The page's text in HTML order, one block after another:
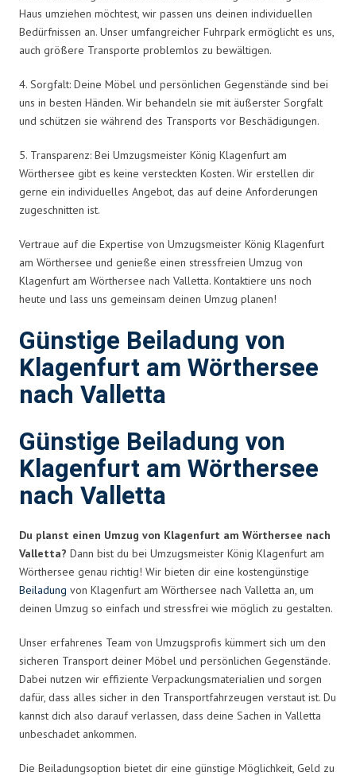
Haus umziehen möchtest, wir passen uns deinen individuellen
Bedürfnissen an. Unser umfangreicher Fuhrpark ermöglicht es uns,
auch größere Transporte problemlos zu bewältigen.
4. Sorgfalt: Deine Möbel und persönlichen Gegenstände sind bei
uns in besten Händen. Wir behandeln sie mit äußerster Sorgfalt
und schützen sie während des Transports vor Beschädigungen.
5. Transparenz: Bei Umzugsmeister König Klagenfurt am
Wörthersee gibt es keine versteckten Kosten. Wir erstellen dir
gerne ein individuelles Angebot, das auf deine Anforderungen
zugeschnitten ist.
Vertraue auf die Expertise von Umzugsmeister König Klagenfurt
am Wörthersee und genieße einen stressfreien Umzug von
Klagenfurt am Wörthersee nach Valletta. Kontaktiere uns noch
heute und lass uns gemeinsam deinen Umzug planen!
Günstige Beiladung von
Klagenfurt am Wörthersee
nach Valletta
Günstige Beiladung von
Klagenfurt am Wörthersee
nach Valletta
Du planst einen Umzug von Klagenfurt am Wörthersee nach
Valletta? Dann bist du bei Umzugsmeister König Klagenfurt am
Wörthersee genau richtig! Wir bieten dir eine kostengünstige
Beiladung von Klagenfurt am Wörthersee nach Valletta an, um
deinen Umzug so einfach und stressfrei wie möglich zu gestalten.
Unser erfahrenes Team von Umzugsprofis kümmert sich um den
sicheren Transport deiner Möbel und persönlichen Gegenstände.
Dabei nutzen wir effiziente Verpackungsmaterialien und sorgen
dafür, dass alles sicher in den Transportfahrzeugen verstaut ist. Du
kannst dich also darauf verlassen, dass deine Sachen in Valletta
unbeschadet ankommen.
Die Beiladungsoption bietet dir eine günstige Möglichkeit, Geld zu